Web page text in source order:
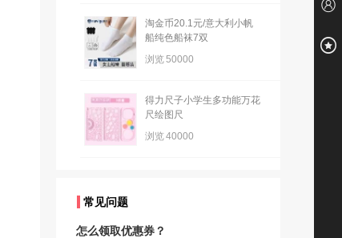
淘金币20.1元/意大利小帆
船纯色船袜7双
浏览50000
得力尺子小学生多功能万花
尺绘图尺
浏览40000
常见问题
怎么领取优惠券？